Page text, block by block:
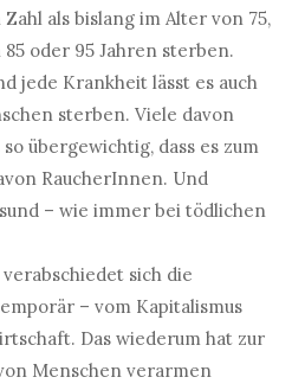
als bislang im Alter von 75,
oder 95 Jahren sterben.
jede Krankheit lässt es auch
sterben. Viele davon
übergewichtig, dass es zum
RaucherInnen. Und
– wie immer bei tödlichen
sich die
– vom Kapitalismus
Das wiederum hat zur
Menschen verarmen